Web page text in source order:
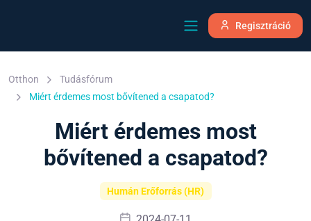
Regisztráció
Otthon
Tudásfórum
Miért érdemes most bővítened a csapatod?
Miért érdemes most
bővítened a csapatod?
Humán Erőforrás (HR)